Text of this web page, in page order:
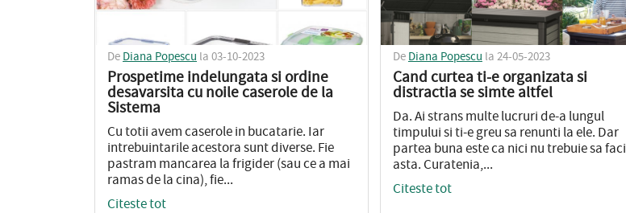
De Diana Popescu la 03-10-2023
Prospetime indelungata si ordine
desavarsita cu noile caserole de la
Sistema
Cu totii avem caserole in bucatarie. Iar
intrebuintarile acestora sunt diverse. Fie
pastram mancarea la frigider (sau ce a mai
ramas de la cina), fie...
Citeste tot
De Diana Popescu la 24-05-2023
Cand curtea ti-e organizata si
distractia se simte altfel
Da. Ai strans multe lucruri de-a lungul
timpului si ti-e greu sa renunti la ele. Dar
partea buna este ca nici nu trebuie sa faci
asta. Curatenia,...
Citeste tot